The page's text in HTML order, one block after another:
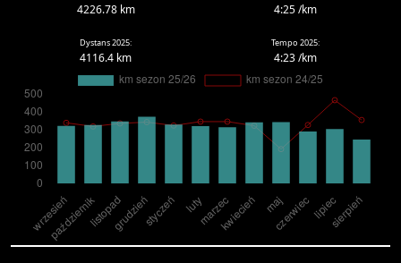
4226.78 km 4:25 /km
Dystans 2025:
4116.4 km
Tempo 2025:
4:23 /km